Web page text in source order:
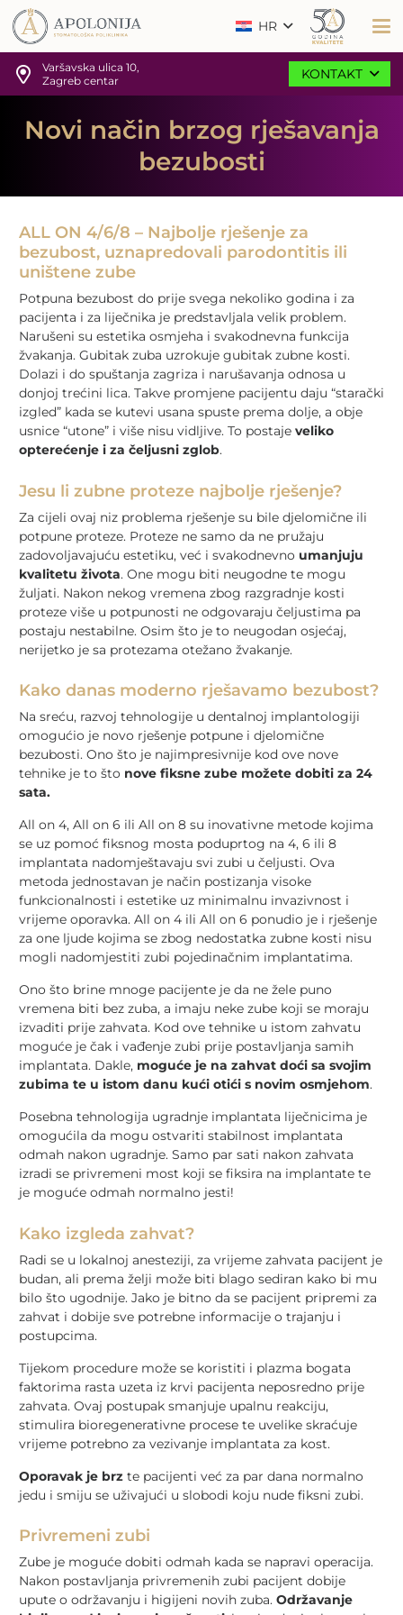
HR
Varšavska ulica 10,
Zagreb centar
KONTAKT
Novi način brzog rješavanja
bezubosti
ALL ON 4/6/8 – Najbolje rješenje za
bezubost, uznapredovali parodontitis ili
uništene zube
Potpuna bezubost do prije svega nekoliko godina i za
pacijenta i za liječnika je predstavljala velik problem.
Narušeni su estetika osmjeha i svakodnevna funkcija
žvakanja. Gubitak zuba uzrokuje gubitak zubne kosti.
Dolazi i do spuštanja zagriza i narušavanja odnosa u
donjoj trećini lica. Takve promjene pacijentu daju “starački
izgled” kada se kutevi usana spuste prema dolje, a obje
usnice “utone” i više nisu vidljive. To postaje veliko
opterećenje i za čeljusni zglob.
Jesu li zubne proteze najbolje rješenje?
Za cijeli ovaj niz problema rješenje su bile djelomične ili
potpune proteze. Proteze ne samo da ne pružaju
zadovoljavajuću estetiku, već i svakodnevno umanjuju
kvalitetu života. One mogu biti neugodne te mogu
žuljati. Nakon nekog vremena zbog razgradnje kosti
proteze više u potpunosti ne odgovaraju čeljustima pa
postaju nestabilne. Osim što je to neugodan osjećaj,
nerijetko je sa protezama otežano žvakanje.
Kako danas moderno rješavamo bezubost?
Na sreću, razvoj tehnologije u dentalnoj implantologiji
omogućio je novo rješenje potpune i djelomične
bezubosti. Ono što je najimpresivnije kod ove nove
tehnike je to što nove fiksne zube možete dobiti za 24
sata.
All on 4, All on 6 ili All on 8 su inovativne metode kojima
se uz pomoć fiksnog mosta poduprtog na 4, 6 ili 8
implantata nadomještavaju svi zubi u čeljusti. Ova
metoda jednostavan je način postizanja visoke
funkcionalnosti i estetike uz minimalnu invazivnost i
vrijeme oporavka. All on 4 ili All on 6 ponudio je i rješenje
za one ljude kojima se zbog nedostatka zubne kosti nisu
mogli nadomjestiti zubi pojedinačnim implantatima.
Ono što brine mnoge pacijente je da ne žele puno
vremena biti bez zuba, a imaju neke zube koji se moraju
izvaditi prije zahvata. Kod ove tehnike u istom zahvatu
moguće je čak i vađenje zubi prije postavljanja samih
implantata. Dakle, moguće je na zahvat doći sa svojim
zubima te u istom danu kući otići s novim osmjehom.
Posebna tehnologija ugradnje implantata liječnicima je
omogućila da mogu ostvariti stabilnost implantata
odmah nakon ugradnje. Samo par sati nakon zahvata
izradi se privremeni most koji se fiksira na implantate te
je moguće odmah normalno jesti!
Kako izgleda zahvat?
Radi se u lokalnoj anesteziji, za vrijeme zahvata pacijent je
budan, ali prema želji može biti blago sediran kako bi mu
bilo što ugodnije. Jako je bitno da se pacijent pripremi za
zahvat i dobije sve potrebne informacije o trajanju i
postupcima.
Tijekom procedure može se koristiti i plazma bogata
faktorima rasta uzeta iz krvi pacijenta neposredno prije
zahvata. Ovaj postupak smanjuje upalnu reakciju,
stimulira bioregenerativne procese te uvelike skraćuje
vrijeme potrebno za vezivanje implantata za kost.
Oporavak je brz te pacijenti već za par dana normalno
jedu i smiju se uživajući u slobodi koju nude fiksni zubi.
Privremeni zubi
Zube je moguće dobiti odmah kada se napravi operacija.
Nakon postavljanja privremenih zubi pacijent dobije
upute o održavanju i higijeni novih zuba. Održavanje